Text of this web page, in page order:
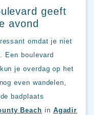
geeft
avond
omdat je niet
Een boulevard
je overdag op het
even wandelen,
badplaats
Beach in Agadir